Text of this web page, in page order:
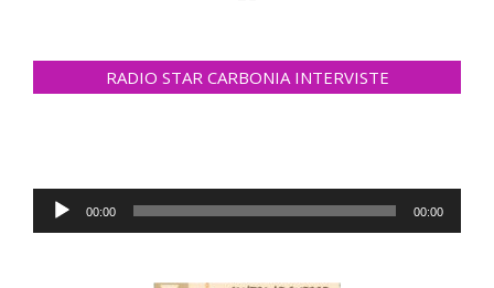
RADIO STAR CARBONIA INTERVISTE
Audio
Player
00:00 00:00